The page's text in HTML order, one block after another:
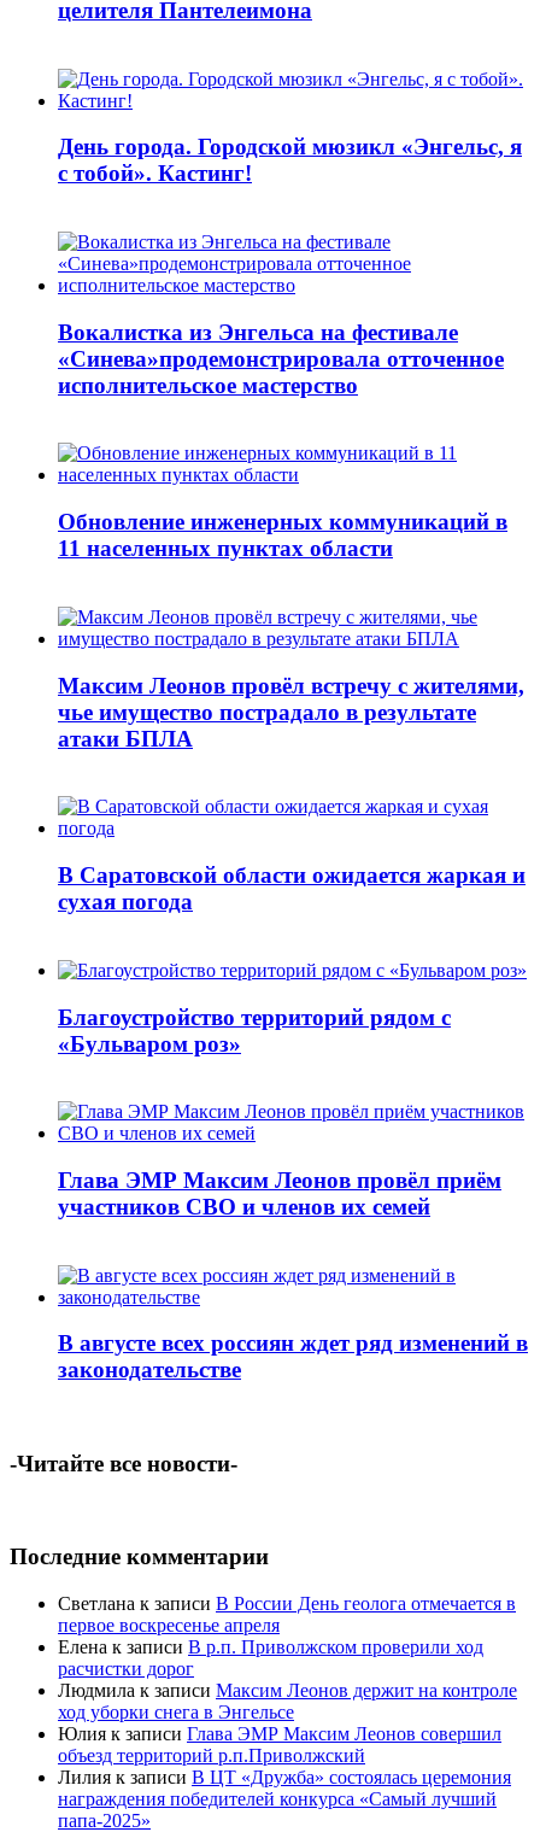
целителя Пантелеимона
День города. Городской мюзикл «Энгельс, я
с тобой». Кастинг!
Вокалистка из Энгельса на фестивале
«Синева»продемонстрировала отточенное
исполнительское мастерство
Обновление инженерных коммуникаций в
11 населенных пунктах области
Максим Леонов провёл встречу с жителями,
чье имущество пострадало в результате
атаки БПЛА
В Саратовской области ожидается жаркая и
сухая погода
Благоустройство территорий рядом с
«Бульваром роз»
Глава ЭМР Максим Леонов провёл приём
участников СВО и членов их семей
В августе всех россиян ждет ряд изменений в
законодательстве
-Читайте все новости-
Последние комментарии
Светлана к записи В России День геолога отмечается в
первое воскресенье апреля
Елена к записи В р.п. Приволжском проверили ход
расчистки дорог
Людмила к записи Максим Леонов держит на контроле
ход уборки снега в Энгельсе
Юлия к записи Глава ЭМР Максим Леонов совершил
объезд территорий р.п.Приволжский
Лилия к записи В ЦТ «Дружба» состоялась церемония
награждения победителей конкурса «Самый лучший
папа-2025»